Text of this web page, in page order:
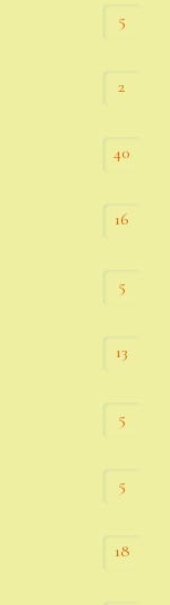
5
2
40
16
5
13
5
5
18